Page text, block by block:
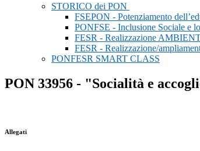
STORICO dei PON
FSEPON - Potenziamento
PONFSE - Inclusione Sociale e
FESR - Realizzazione
FESR - Realizzazione/
PONFESR SMART CLASS
PON 33956 - "Socialità e
Allegati